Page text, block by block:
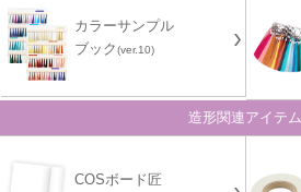
カラーサンプル
ブック(ver.10)
造形関連アイテム
COSボード匠